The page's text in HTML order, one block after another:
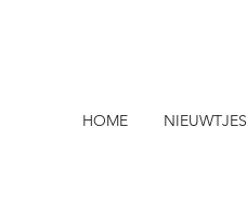
HOME NIEUWTJES